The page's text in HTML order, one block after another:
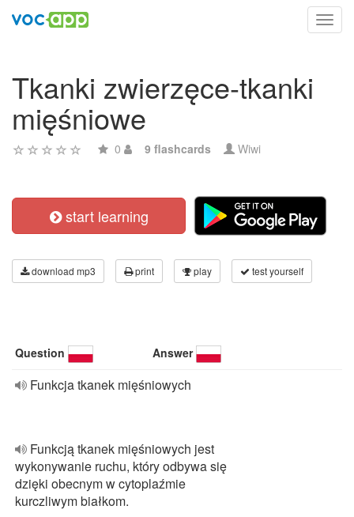
Tkanki zwierzęce-tkanki
mięśniowe
0 9 flashcards Wiwi
start learning
download mp3 print play test yourself
Question Answer
Funkcja tkanek mięśniowych
Funkcją tkanek mięśniowych jest
wykonywanie ruchu, który odbywa się
dzięki obecnym w cytoplaźmie
kurczliwym białkom.